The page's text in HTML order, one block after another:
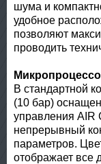
шума и
удобное
позволяют
проводить
В стандартной
(10 бар)
управления AIR
непрерывный
параметров.
отображает все